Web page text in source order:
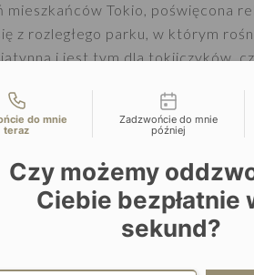
Tokio, poświęcona
z rozległego parku, w którym
i jest tym dla tokijczyków,
Pałac Cesarski, a na koniec
domów towarowych –
kolejowy i przejazd do Kioto..
kontaktu
do mnie
teraz
Zadzwońcie do mnie
później
Czy możemy
Ciebie bezpłatnie
sekund?